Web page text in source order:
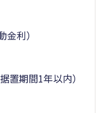
利）
置期間1年以内）